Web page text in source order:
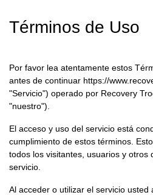
Términos de Uso
Por favor lea atentamente estos
antes de continuar https://
"Servicio") operado por ​ Recovery
"nuestro").
El acceso y uso del servicio está
cumplimiento de estos términos.
todos los visitantes, usuarios y otros
servicio.
Al acceder o utilizar el servicio